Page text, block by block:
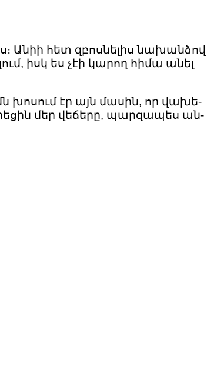
Անիի հետ զբոսնելիս նախանձով
իսկ ես չէի կարող հիմա անել
խոսում էր այն մասին, որ վախե-
մեր վեճերը, պարզապես ան-